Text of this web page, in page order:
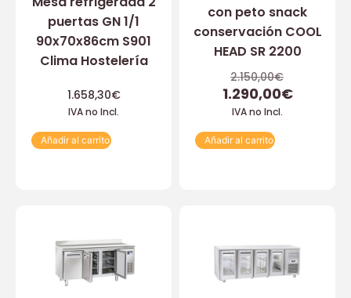
puertas GN 1/1
90x70x86cm S901
Clima Hostelería
1.658,30€
IVA no Incl.
Añadir al carrito
con peto snack
conservación COOL
HEAD SR 2200
2.150,00€
1.290,00€
IVA no Incl.
Añadir al carrito